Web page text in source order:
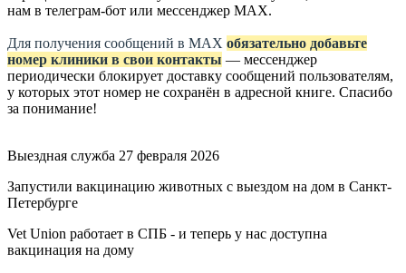
нам в телеграм-бот или мессенджер МАХ.
Для получения сообщений в МАХ обязательно добавьте
номер клиники в свои контакты — мессенджер
периодически блокирует доставку сообщений пользователям,
у которых этот номер не сохранён в адресной книге. Спасибо
за понимание!
Выездная служба 27 февраля 2026
Запустили вакцинацию животных с выездом на дом в Санкт-
Петербурге
Vet Union работает в СПБ - и теперь у нас доступна
вакцинация на дому